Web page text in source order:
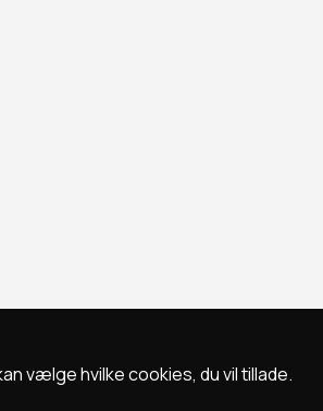
vælge hvilke cookies, du vil tillade.